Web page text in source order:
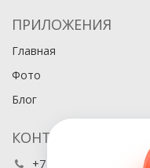
ПРИЛОЖЕНИЯ
Главная
Фото
Блог
КОНТАКТЫ
+7 (495) 486-80-76